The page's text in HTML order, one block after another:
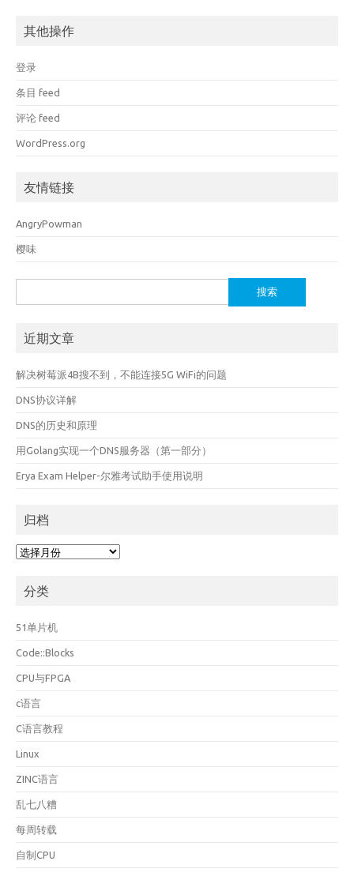
其他操作
登录
条目 feed
评论 feed
WordPress.org
友情链接
AngryPowman
樱味
索：
近期文章
解决树莓派4B搜不到，不能连接5G WiFi的问题
DNS协议详解
DNS的历史和原理
用Golang实现一个DNS服务器（第一部分）
Erya Exam Helper-尔雅考试助手使用说明
归档
归
分类
51单片机
Code::Blocks
CPU与FPGA
c语言
C语言教程
Linux
ZINC语言
乱七八糟
每周转载
自制CPU